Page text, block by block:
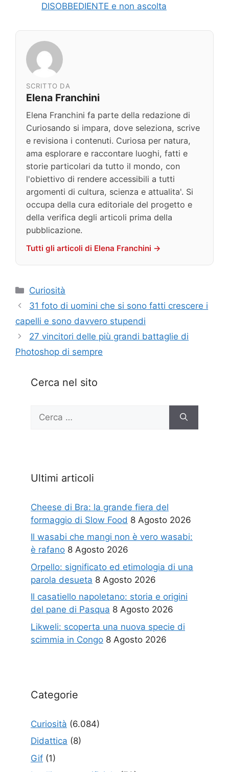
DISOBBEDIENTE e non ascolta
SCRITTO DA
Elena Franchini
Elena Franchini fa parte della redazione di
Curiosando si impara, dove seleziona, scrive
e revisiona i contenuti. Curiosa per natura,
ama esplorare e raccontare luoghi, fatti e
storie particolari da tutto il mondo, con
l'obiettivo di rendere accessibili a tutti
argomenti di cultura, scienza e attualita'. Si
occupa della cura editoriale del progetto e
della verifica degli articoli prima della
pubblicazione.
Tutti gli articoli di Elena Franchini →
Categorie
Curiosità
31 foto di uomini che si sono fatti crescere i
capelli e sono davvero stupendi
27 vincitori delle più grandi battaglie di
Photoshop di sempre
Cerca nel sito
per:
Ultimi articoli
Cheese di Bra: la grande fiera del
formaggio di Slow Food 8 Agosto 2026
Il wasabi che mangi non è vero wasabi:
è rafano 8 Agosto 2026
Orpello: significato ed etimologia di una
parola desueta 8 Agosto 2026
Il casatiello napoletano: storia e origini
del pane di Pasqua 8 Agosto 2026
Likweli: scoperta una nuova specie di
scimmia in Congo 8 Agosto 2026
Categorie
Curiosità (6.084)
Didattica (8)
Gif (1)